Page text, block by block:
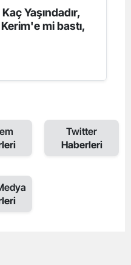
Yaşındadır,
mi bastı,
Twitter
Haberleri